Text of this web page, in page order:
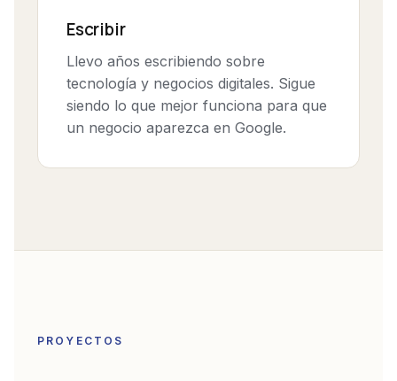
Escribir
Llevo años escribiendo sobre
tecnología y negocios digitales. Sigue
siendo lo que mejor funciona para que
un negocio aparezca en Google.
PROYECTOS